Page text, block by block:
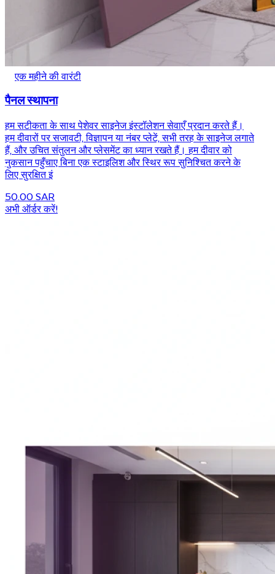
एक महीने की वारंटी
पैनल स्थापना
हम सटीकता के साथ पेशेवर साइनेज इंस्टॉलेशन सेवाएँ प्रदान करते हैं।
हम दीवारों पर सजावटी, विज्ञापन या नंबर प्लेटें, सभी तरह के साइनेज लगाते
हैं, और उचित संतुलन और प्लेसमेंट का ध्यान रखते हैं। हम दीवार को
नुकसान पहुँचाए बिना एक स्टाइलिश और स्थिर रूप सुनिश्चित करने के
लिए सुरक्षित इं
50.00 SAR
अभी ऑर्डर करें!